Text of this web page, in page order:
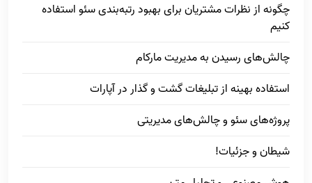
چگونه از نظرات مشتریان برای بهبود رتبه‌بندی سئو استفاده
کنیم
چالش‌های رسیدن به مدیریت مارکام
استفاده بهینه از تبلیغات گشت و گذار در آپارات
پروژه‌های سئو و چالش‌های مدیریتی
شیطان و جزئیات!